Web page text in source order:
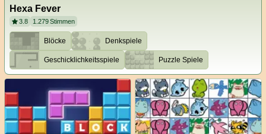
Hexa Fever
3.8 1.279Stimmen
Blöcke Denkspiele
Geschicklichkeitsspiele Puzzle Spiele